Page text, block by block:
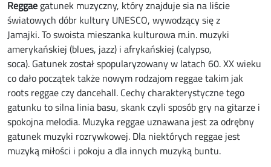
Reggae gatunek muzyczny, który znajduje sia na liście
światowych dóbr kultury UNESCO, wywodzący się z
Jamajki. To swoista mieszanka kulturowa m.in. muzyki
amerykańskiej (blues, jazz) i afrykańskiej (calypso,
soca). Gatunek został spopularyzowany w latach 60. XX wieku
co dało początek także nowym rodzajom reggae takim jak
roots reggae czy dancehall. Cechy charakterystyczne tego
gatunku to silna linia basu, skank czyli sposób gry na gitarze i
spokojna melodia. Muzyka reggae uznawana jest za odrębny
gatunek muzyki rozrywkowej. Dla niektórych reggae jest
muzyką miłości i pokoju a dla innych muzyką buntu.